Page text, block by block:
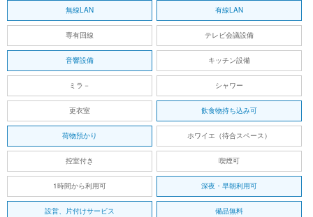
無線LAN 有線LAN
専有回線 テレビ会議設備
音響設備 キッチン設備
ミラ－ シャワー
更衣室 飲食物持ち込み可
荷物預かり ホワイエ（待合スペース）
控室付き 喫煙可
1時間から利用可 深夜・早朝利用可
設営、片付けサービス 備品無料